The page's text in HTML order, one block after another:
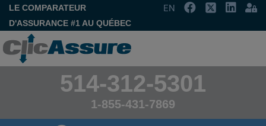
LE COMPARATEUR
D'ASSURANCE #1 AU QUÉBEC
EN
514-312-5301
1-855-431-7869